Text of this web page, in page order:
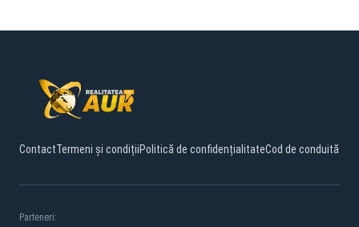
ContactTermeni și condițiiPolitică de confidențialitateCod de conduită
Parteneri: